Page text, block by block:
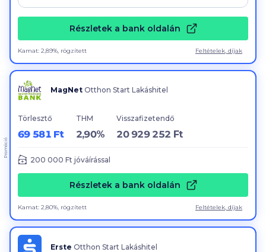
Részletek a bank oldalán
Kamat: 2,89%, rögzített Feltételek, díjak
MagNet Otthon Start Lakáshitel
Törlesztő
69 581 Ft
THM
2,90%
Visszafizetendő
20 929 252 Ft
200 000 Ft jóváírással
Részletek a bank oldalán
Kamat: 2,80%, rögzített Feltételek, díjak
Promóció
Erste Otthon Start Lakáshitel